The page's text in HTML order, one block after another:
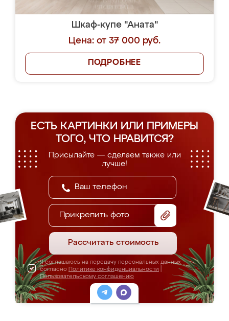
Шкаф-купе "Аната"
Цена: от 37 000 руб.
ПОДРОБНЕЕ
ЕСТЬ КАРТИНКИ ИЛИ ПРИМЕРЫ
ТОГО, ЧТО НРАВИТСЯ?
Присылайте — сделаем также или
лучше!
Прикрепить фото
Рассчитать стоимость
Я соглашаюсь на передачу персональных данных
согласно Политике конфиденциальности
Пользовательскому соглашению